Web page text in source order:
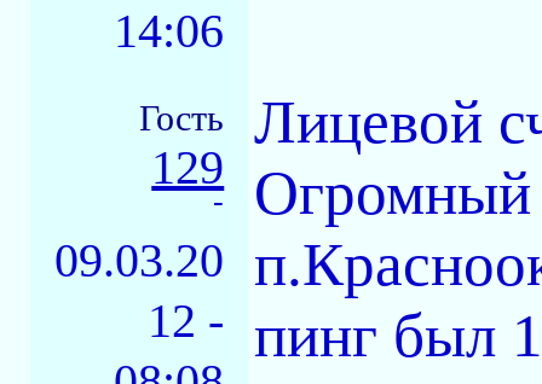
14:06
Гость
129
-
09.03.20
12 -
Лицевой
пинг был